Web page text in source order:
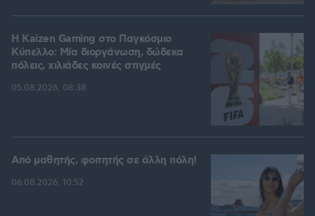
H Kaizen Gaming στο Παγκόσμιο
Kύπελλο: Μία διοργάνωση, δώδεκα
πόλεις, χιλιάδες κοινές στιγμές
05.08.2026, 08:38
Από μαθητής, φοιτητής σε άλλη πόλη!
06.08.2026, 10:52